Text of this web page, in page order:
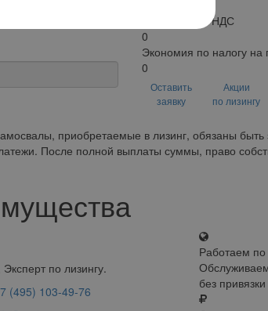
Возмещение НДС
0
Экономия по налогу на
0
Оставить
заявку
Акции
по лизингу
приобретаемые в лизинг, обязаны быть
После полной выплаты суммы, право
по лизингу.
(495) 103-49-76
Работаем по
без